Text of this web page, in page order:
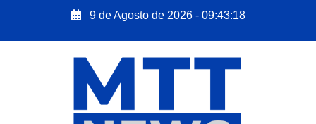
9 de Agosto de 2026 - 09:43:20